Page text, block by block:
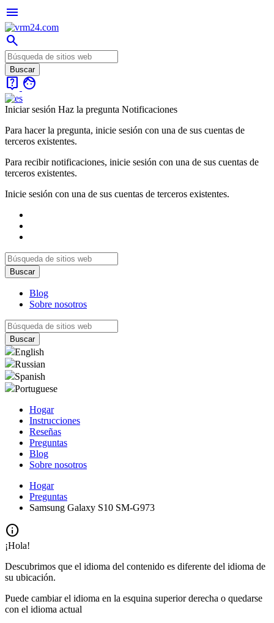
menu
search
live_help face
Iniciar sesión Haz la pregunta Notificaciones
Para hacer la pregunta, inicie sesión con una de sus cuentas de
terceros existentes.
Para recibir notificaciones, inicie sesión con una de sus cuentas de
terceros existentes.
Inicie sesión con una de sus cuentas de terceros existentes.
Blog
Sobre nosotros
English
Russian
Spanish
Portuguese
Hogar
Instrucciones
Reseñas
Preguntas
Blog
Sobre nosotros
Hogar
Preguntas
Samsung Galaxy S10 SM-G973
info
¡Hola!
Descubrimos que el idioma del contenido es diferente del idioma de
su ubicación.
Puede cambiar el idioma en la esquina superior derecha o quedarse
con el idioma actual